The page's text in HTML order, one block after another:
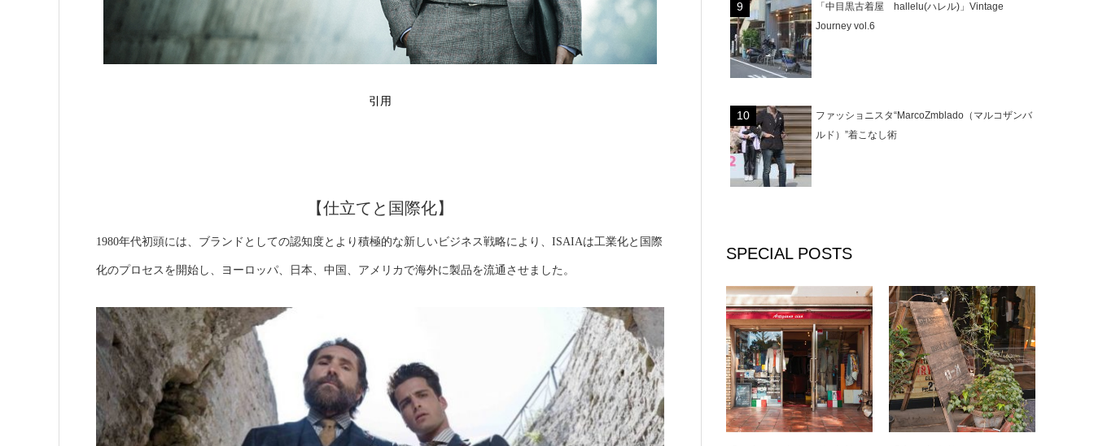
引用
【仕立てと国際化】
1980年代初頭には、ブランドとしての認知度とより積極的な新しいビジネス戦略により、ISAIAは工業化と国際
化のプロセスを開始し、ヨーロッパ、日本、中国、アメリカで海外に製品を流通させました。
「中目黒古着屋 hallelu(ハレル)」Vintage
Journey vol.6
ファッショニスタ“MarcoZmblado（マルコザンバ
ルド）”着こなし術
SPECIAL POSTS